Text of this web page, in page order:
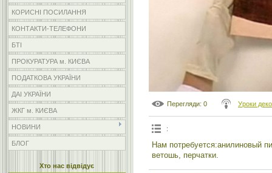
КОРИСНІ ПОСИЛАННЯ
КОНТАКТИ-ТЕЛЕФОНИ
БТІ
ПРОКУРАТУРА м. КИЄВА
ПОДАТКОВА УКРАЇНИ
ДАІ УКРАЇНИ
ЖКГ м. КИЄВА
НОВИНИ
БЛОГ
Хто нас відвідує
Перегляди: 0 Уроки
:
Нам потребуется:анилиновый
ветошь, перчатки.